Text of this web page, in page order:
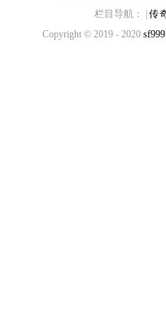
栏目导航： |传
Copyright © 2019 - 2020 sf999